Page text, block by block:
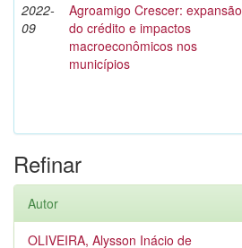
2022-
09
Agroamigo Crescer: expansão
do crédito e impactos
macroeconômicos nos
municípios
Refinar
Autor
OLIVEIRA, Alysson Inácio de